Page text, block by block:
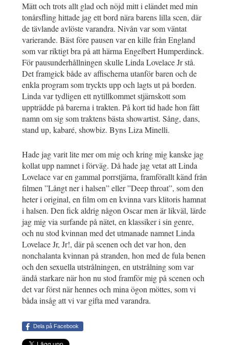
Mätt och trots allt glad och nöjd mitt i eländet med min
tonårsfling hittade jag ett bord nära barens lilla scen, där
de tävlande avlöste varandra. Nivån var som väntat
varierande. Bäst före pausen var en kille från England
som var riktigt bra på att härma Engelbert Humperdinck.
För pausunderhållningen skulle Linda Lovelace Jr stå.
Det framgick både av affischerna utanför baren och de
enkla program som tryckts upp och lagts ut på borden.
Linda var tydligen ett nytillkommet stjärnskott som
uppträdde på barerna i trakten. På kort tid hade hon fått
namn om sig som traktens bästa showartist. Sång, dans,
stand up, kabaré, showbiz. Byns Liza Minelli.
Hade jag varit lite mer om mig och kring mig kanske jag
kollat upp namnet i förväg. Då hade jag vetat att Linda
Lovelace var en gammal porrstjärna, framförallt känd från
filmen ”Långt ner i halsen” eller ”Deep throat”, som den
heter i original, en film om en kvinna vars klitoris hamnat
i halsen. Den fick aldrig någon Oscar men är likväl, lärde
jag mig via surfande på nätet, en klassiker i sin genre,
och nu stod kvinnan med det utmanade namnet Linda
Lovelace Jr, Jr!, där på scenen och det var hon, den
nonchalanta kvinnan på stranden, hon med de fula benen
och den sexuella utstrålningen, en utstrålning som var
ändå starkare när hon nu stod framför mig på scenen och
det var först när hennes och mina ögon möttes, som vi
båda insåg att vi var gifta med varandra.
Dela på Facebook